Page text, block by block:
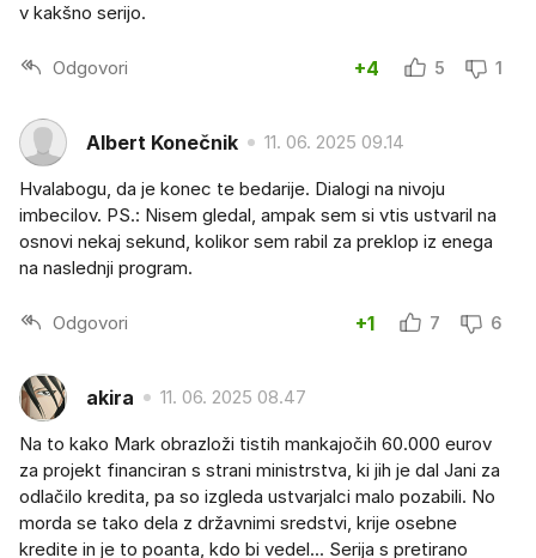
v kakšno serijo.
Odgovori +4 5 1
Albert Konečnik 11. 06. 2025 09.14
Hvalabogu, da je konec te bedarije. Dialogi na nivoju
imbecilov. PS.: Nisem gledal, ampak sem si vtis ustvaril na
osnovi nekaj sekund, kolikor sem rabil za preklop iz enega
na naslednji program.
Odgovori +1 7 6
akira 11. 06. 2025 08.47
Na to kako Mark obrazloži tistih mankajočih 60.000 eurov
za projekt financiran s strani ministrstva, ki jih je dal Jani za
odlačilo kredita, pa so izgleda ustvarjalci malo pozabili. No
morda se tako dela z državnimi sredstvi, krije osebne
kredite in je to poanta, kdo bi vedel... Serija s pretirano